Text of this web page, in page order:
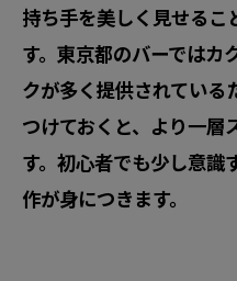
持ち手を美しく見せるこ
す。東京都のバーではカ
クが多く提供されている
つけておくと、より一層
す。初心者でも少し意識
作が身につきます。